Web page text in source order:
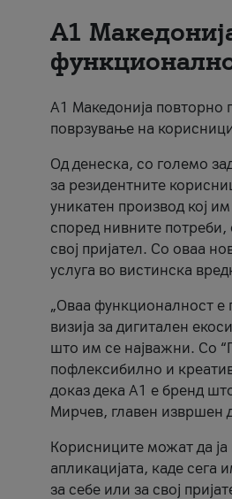
А1
А1 Македонија повторно
поврзување на
Од денеска, со големо
за резидентните
уникатен производ кој
според нивните потреби,
свој пријател. Со оваа
услуга во вистинска
„Оваа функционалност е
визија за дигитален
што им се најважни. Со
пофлексибилно и
доказ дека А1 е бренд
Мирчев, главен извршен
Корисниците можат да
апликацијата, каде сега
за себе или за свој